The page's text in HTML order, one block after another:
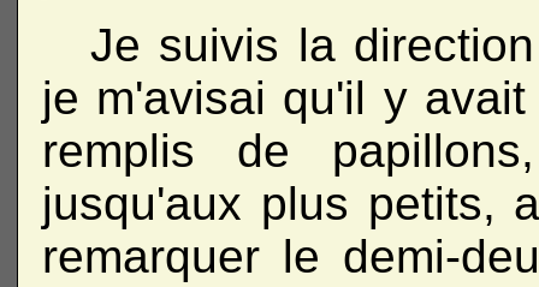
Je suivis la
je m'avisai qu'il y
remplis de
jusqu'aux plus petits,
remarquer le demi-